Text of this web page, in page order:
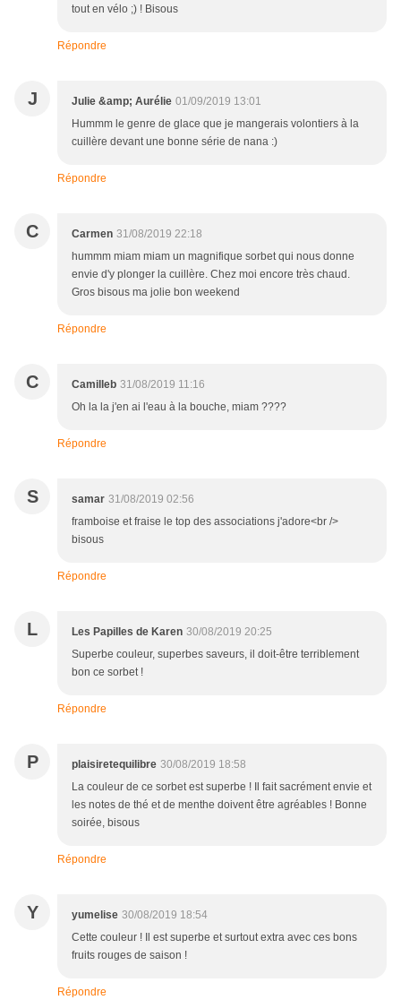
tout en vélo ;) ! Bisous
Répondre
J Julie &amp; Aurélie 01/09/2019 13:01
Hummm le genre de glace que je mangerais volontiers à la
cuillère devant une bonne série de nana :)
Répondre
C Carmen 31/08/2019 22:18
hummm miam miam un magnifique sorbet qui nous donne
envie d'y plonger la cuillère. Chez moi encore très chaud.
Gros bisous ma jolie bon weekend
Répondre
C Camilleb 31/08/2019 11:16
Oh la la j'en ai l'eau à la bouche, miam ????
Répondre
S samar 31/08/2019 02:56
framboise et fraise le top des associations j'adore<br />
bisous
Répondre
L Les Papilles de Karen 30/08/2019 20:25
Superbe couleur, superbes saveurs, il doit-être terriblement
bon ce sorbet !
Répondre
P plaisiretequilibre 30/08/2019 18:58
La couleur de ce sorbet est superbe ! Il fait sacrément envie et
les notes de thé et de menthe doivent être agréables ! Bonne
soirée, bisous
Répondre
Y yumelise 30/08/2019 18:54
Cette couleur ! Il est superbe et surtout extra avec ces bons
fruits rouges de saison !
Répondre